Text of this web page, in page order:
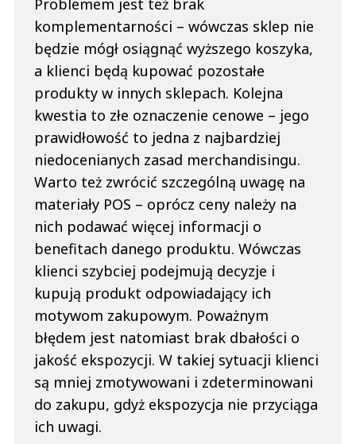
Problemem jest też brak
komplementarności – wówczas sklep nie
będzie mógł osiągnąć wyższego koszyka,
a klienci będą kupować pozostałe
produkty w innych sklepach. Kolejna
kwestia to złe oznaczenie cenowe – jego
prawidłowość to jedna z najbardziej
niedocenianych zasad merchandisingu.
Warto też zwrócić szczególną uwagę na
materiały POS – oprócz ceny należy na
nich podawać więcej informacji o
benefitach danego produktu. Wówczas
klienci szybciej podejmują decyzje i
kupują produkt odpowiadający ich
motywom zakupowym. Poważnym
błędem jest natomiast brak dbałości o
jakość ekspozycji. W takiej sytuacji klienci
są mniej zmotywowani i zdeterminowani
do zakupu, gdyż ekspozycja nie przyciąga
ich uwagi.